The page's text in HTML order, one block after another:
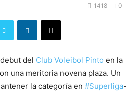
0
1418
del Club Voleibol Pinto en la
una meritoria novena plaza. Un
la categoría en #Superliga-